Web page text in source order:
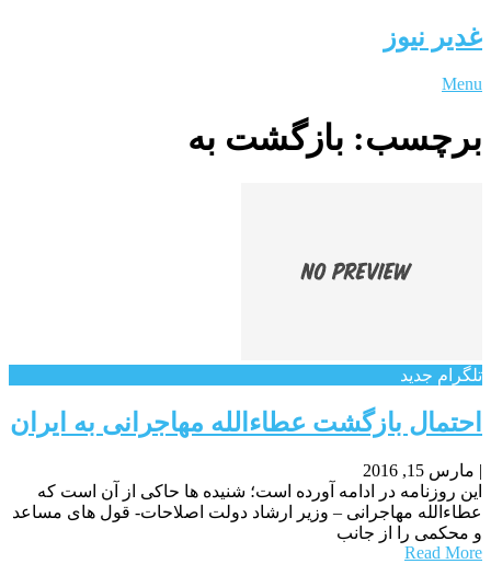
غدیر نیوز
Menu
برچسب: بازگشت به
تلگرام جدید
احتمال بازگشت عطاءالله مهاجرانی به ایران
| مارس 15, 2016
این روزنامه در ادامه آورده است؛ شنیده ها حاکی از آن است که
عطاءالله مهاجرانی – وزیر ارشاد دولت اصلاحات- قول های مساعد
و محکمی را از جانب
Read More